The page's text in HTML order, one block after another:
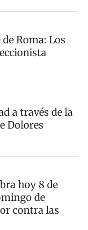
Roma: Los
a través de la
Dolores
hoy 8 de
de
contra las